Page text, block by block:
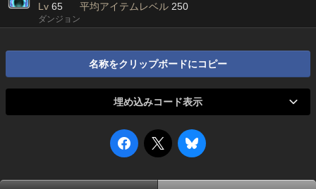
Lv 65 平均アイテムレベル 250
ダンジョン
名称をクリップボードにコピー
埋め込みコード表示